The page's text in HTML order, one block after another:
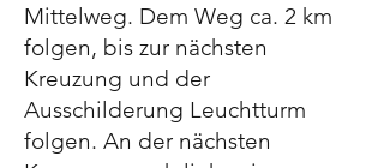
Mittelweg. Dem Weg ca. 2 km
folgen, bis zur nächsten
Kreuzung und der
Ausschilderung Leuchtturm
folgen. An der nächsten